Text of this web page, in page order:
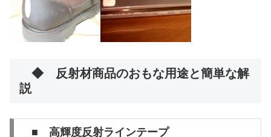
◆ 反射材商品のおもな用途と簡単な解
説
■ 高輝度反射ラインテープ